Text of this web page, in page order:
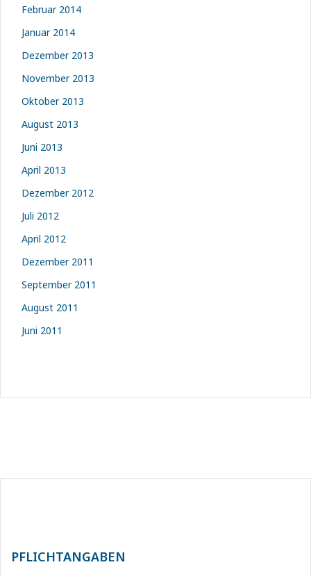
Februar 2014
Januar 2014
Dezember 2013
November 2013
Oktober 2013
August 2013
Juni 2013
April 2013
Dezember 2012
Juli 2012
April 2012
Dezember 2011
September 2011
August 2011
Juni 2011
PFLICHTANGABEN